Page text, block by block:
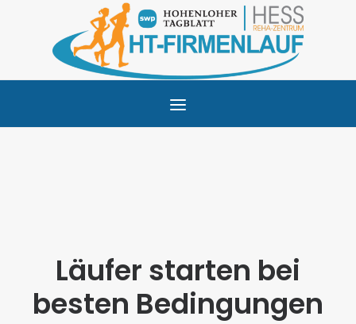
PARTNER
KONTAKT
Läufer starten bei
besten Bedingungen